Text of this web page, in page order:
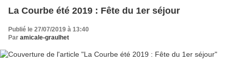
La Courbe été 2019 : Fête du 1er séjour
Publié le 27/07/2019 à 13:40
Par amicale-graulhet